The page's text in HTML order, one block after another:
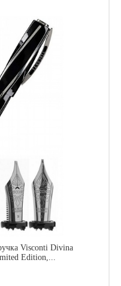
Visconti Divina
Edition,...